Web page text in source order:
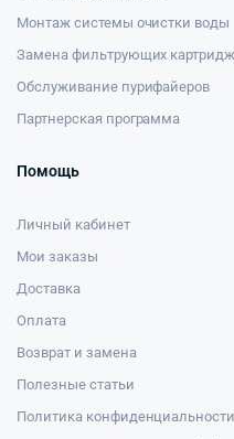
Монтаж системы очистки воды
Замена фильтрующих
Обслуживание пурифайеров
Партнерская программа
Помощь
Личный кабинет
Мои заказы
Доставка
Оплата
Возврат и замена
Полезные статьи
Политика конфиденциальности